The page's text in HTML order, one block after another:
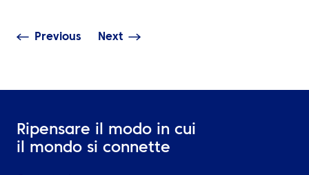
Previous Next
Ripensare il modo in cui
il mondo si connette